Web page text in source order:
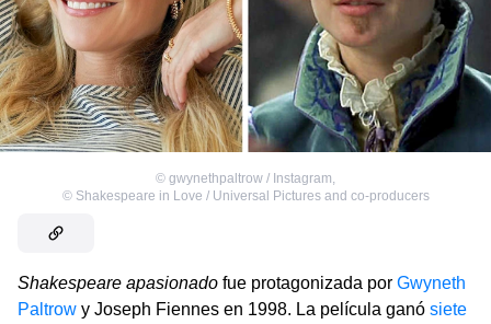
© gwynethpaltrow / Instagram
© Shakespeare in Love / Universal Pictures and co-producers
Shakespeare apasionado fue protagonizada por Gwyneth
Paltrow y Joseph Fiennes en 1998. La película ganó siete